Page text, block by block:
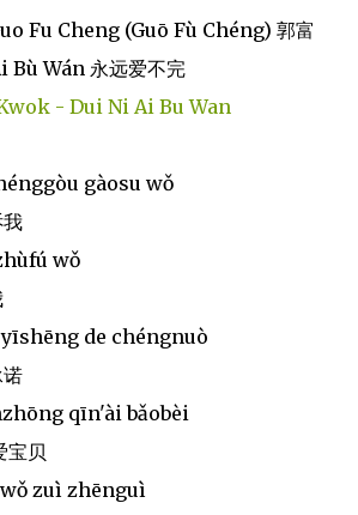
Fu Cheng (Guō Fù Chéng) 郭富
Bù Wán 永远爱不完
- Dui Ni Ai Bu Wan
gàosu wǒ
wǒ
de chéngnuò
qīn'ài bǎobèi
宝贝
zuì zhēnguì